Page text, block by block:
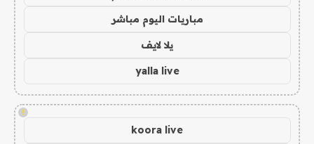
مباريات اليوم مباشر
يلا لايف
yalla live
!
koora live